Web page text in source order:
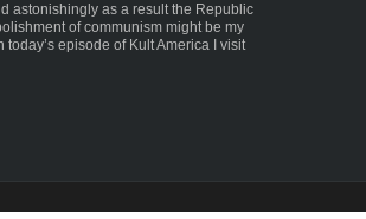
astonishingly as a result the Republic
of communism might be my
episode of Kult America I visit
Warsaw royal castle,